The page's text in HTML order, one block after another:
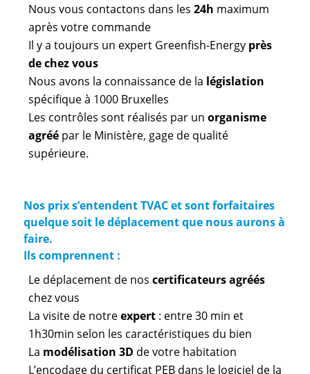
Nous vous contactons dans les 24h maximum
après votre commande
Il y a toujours un expert Greenfish-Energy près
de chez vous
Nous avons la connaissance de la législation
spécifique à 1000 Bruxelles
Les contrôles sont réalisés par un organisme
agréépar le Ministère, gage de qualité
supérieure.
Nos prix s’entendent TVAC et sont forfaitaires
quelque soit le déplacement que nous aurons à
faire.
Ils comprennent :
Le déplacement de nos certificateurs agréés
chez vous
La visite de notreexpert : entre 30 min et
1h30min selon les caractéristiques du bien
La modélisation 3D de votre habitation
L’encodage du certificat PEB dans le logiciel de la